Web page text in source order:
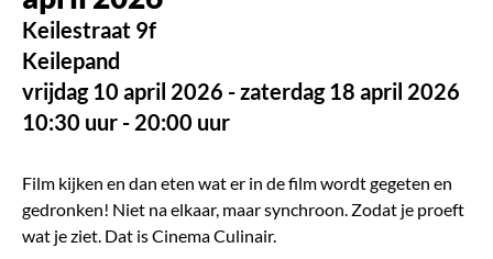
Keilestraat 9f
Keilepand
vrijdag 10 april 2026 - zaterdag 18 april 2026
10:30 uur - 20:00 uur
Film kijken en dan eten wat er in de film wordt gegeten en
gedronken! Niet na elkaar, maar synchroon. Zodat je proeft
wat je ziet. Dat is Cinema Culinair.